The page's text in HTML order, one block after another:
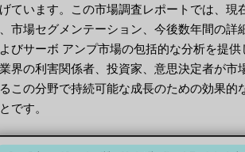
ています。この市場調査レポートでは、現
市場セグメンテーション、今後数年間の詳
びサーボ アンプ市場の包括的な分析を提
界の利害関係者、投資家、意思決定者が市
この分野で持続可能な成長のための効果的
です。